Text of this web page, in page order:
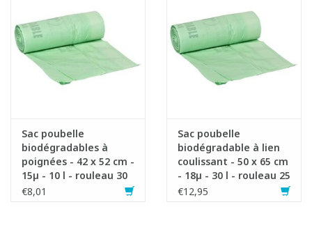
Sac poubelle
biodégradables à
poignées - 42 x 52 cm -
15µ - 10 l - rouleau 30
pièces
€8,01
Sac poubelle
biodégradable à lien
coulissant - 50 x 65 cm
- 18µ - 30 l - rouleau 25
pièces
€12,95